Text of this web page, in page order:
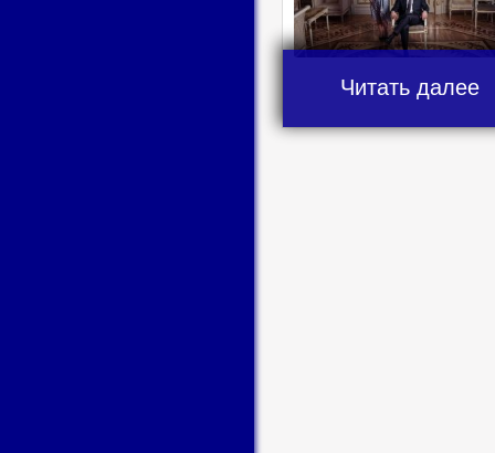
Читать далее